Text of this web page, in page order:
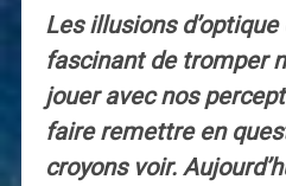
Les illusions
fascinant de tromper
jouer avec nos
faire remettre en
croyons voir.